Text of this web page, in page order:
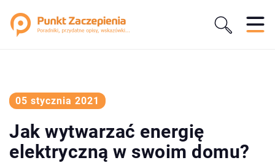
05 stycznia 2021
Jak wytwarzać energię
elektryczną w swoim domu?